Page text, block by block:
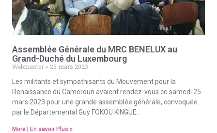
Assemblée Générale du MRC BENELUX au
Grand-Duché du Luxembourg
Webmaster
25 mars 2023
Les militants et sympathisants du Mouvement pour la
Renaissance du Cameroun avaient rendez-vous ce samedi 25
mars 2023 pour une grande assemblée générale, convoquée
par le Départemental Guy FOKOU KINGUE.
More | En savoir Plus »